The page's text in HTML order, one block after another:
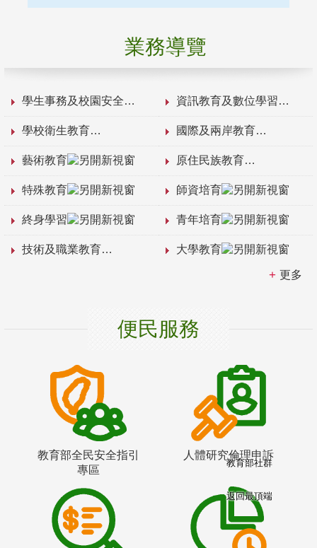
業務導覽
學生事務及校園安全 資訊教育及數位學習
學校衛生教育 國際及兩岸教育
藝術教育 原住民族教育
特殊教育 師資培育
終身學習 青年培育
技術及職業教育 大學教育
更多
便民服務
教育部全民安全指引
專區
人體研究倫理申訴
教育部社群
返回最頂端